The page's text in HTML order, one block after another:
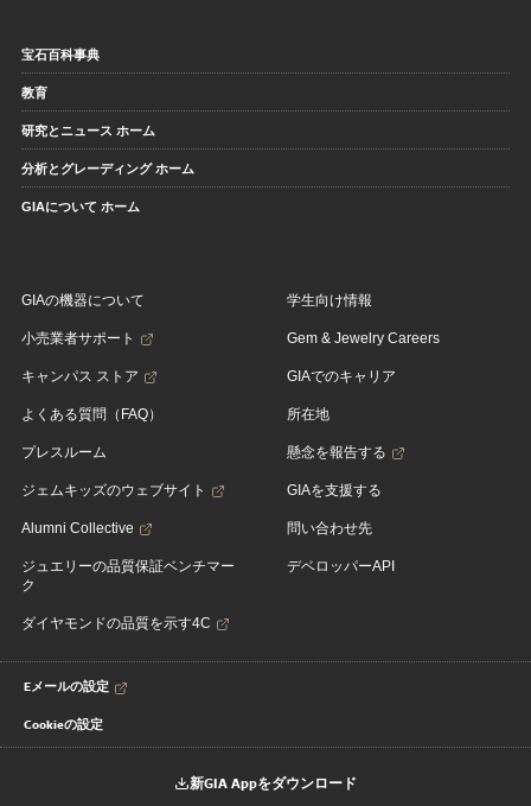
宝石百科事典
教育
研究とニュース ホーム
分析とグレーディング ホーム
GIAについて ホーム
GIAの機器について
小売業者サポート
キャンパス ストア
よくある質問（FAQ）
プレスルーム
ジェムキッズのウェブサイト
Alumni Collective
ジュエリーの品質保証ベンチマー
ク
ダイヤモンドの品質を示す4C
学生向け情報
Gem & Jewelry Careers
GIAでのキャリア
所在地
懸念を報告する
GIAを支援する
問い合わせ先
デベロッパーAPI
Eメールの設定
Cookieの設定
新GIA Appをダウンロード